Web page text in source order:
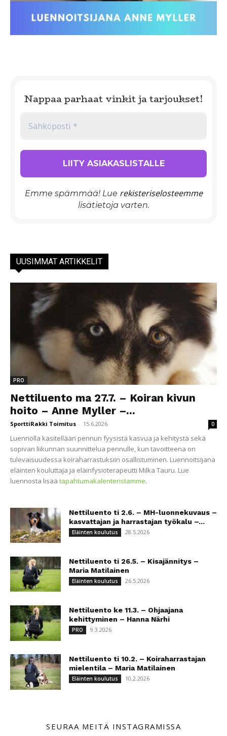
Nappaa parhaat vinkit ja tarjoukset!
Emme spämmää! Lue rekisteriselosteemme
lisätietoja varten.
UUSIMMAT ARTIKKELIT
PRO
Nettiluento ma 27.7. – Koiran kivun
hoito – Anne Myller –...
SporttiRakki Toimitus - 15.6.2026 0
Luennolla käsitellään pennun fyysistä kasvua ja kehitystä sekä
sopivan liikunnan suunnittelua pennulle, kun tavoitteena on
tulevaisuudessa koiraharrastuksiin osallistuminen. Luennoitsijana
eläinten kouluttaja ja eläinfysioterapeutti Milka Tauru. Lue
luennosta lisää tapahtumakalenteristamme.
Nettiluento ti 2.6. – MH-luonnekuvaus –
kasvattajan ja harrastajan työkalu –...
Eläinten koulutus 28.5.2026
Nettiluento ti 26.5. – Kisajännitys –
Maria Matilainen
Eläinten koulutus 26.5.2026
Nettiluento ke 11.3. – Ohjaajana
kehittyminen – Hanna Närhi
PRO 9.3.2026
Nettiluento ti 10.2. – Koiraharrastajan
mielentila – Maria Matilainen
Eläinten koulutus 10.2.2026
SEURAA MEITÄ INSTAGRAMISSA